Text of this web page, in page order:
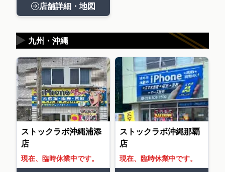
店舗詳細・地図
九州・沖縄
▶
ストックラボ沖縄浦添
店
現在、臨時休業中です。
ストックラボ沖縄那覇
店
現在、臨時休業中です。